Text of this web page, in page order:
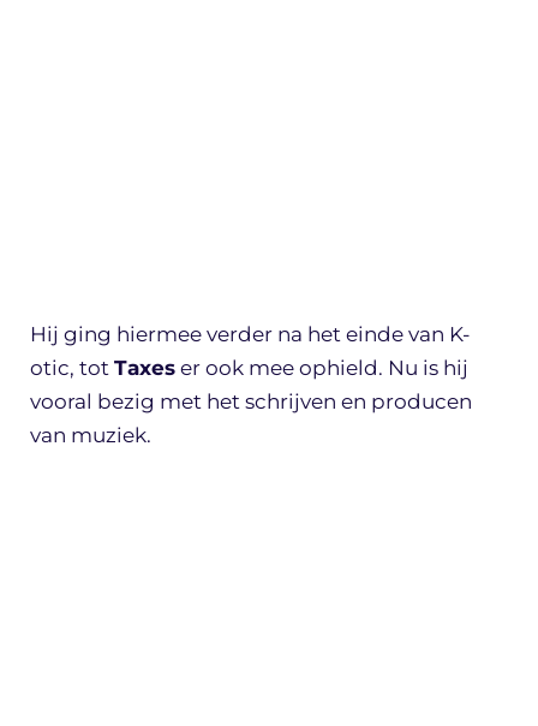
Hij ging hiermee verder na het einde van K-
otic, tot Taxes er ook mee ophield. Nu is hij
vooral bezig met het schrijven en producen
van muziek.